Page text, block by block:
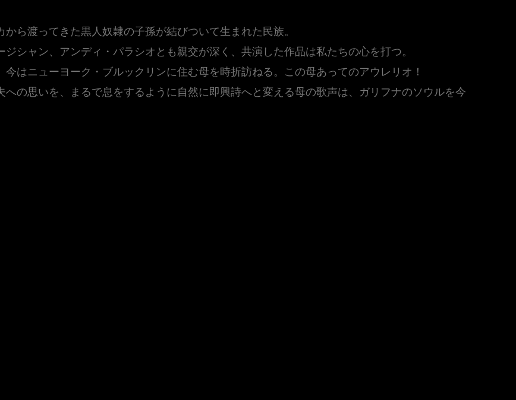
ら渡ってきた黒人奴隷の子孫が結びついて生まれた民族。
シャン、アンディ・パラシオとも親交が深く、共演した作品は私たちの心を打つ。
はニューヨーク・ブルックリンに住む母を時折訪ねる。この母あってのアウレリオ！
の思いを、まるで息をするように自然に即興詩へと変える母の歌声は、ガリフナのソウルを今